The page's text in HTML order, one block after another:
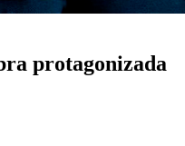
protagonizada